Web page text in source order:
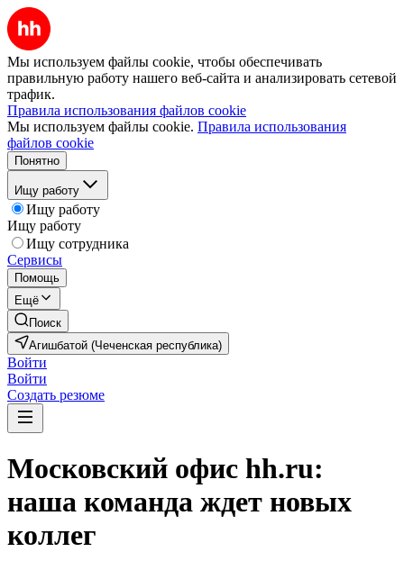
Мы используем файлы cookie, чтобы обеспечивать
правильную работу нашего веб-сайта и анализировать сетевой
трафик.
Правила использования файлов cookie
Мы используем файлы cookie. Правила использования
файлов cookie
Понятно
Ищу работу
Ищу работу
Ищу работу
Ищу сотрудника
Сервисы
Помощь
Ещё
Поиск
Агишбатой (Чеченская республика)
Войти
Войти
Создать резюме
Московский офис hh.ru:
наша команда ждет новых
коллег